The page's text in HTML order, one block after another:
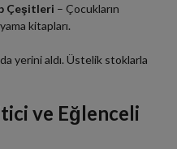
Çeşitleri – Çocukların
kitapları.
yerini aldı. Üstelik stoklarla
ve Eğlenceli